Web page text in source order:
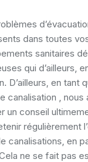
dans toutes
sanitaires
qui d’ailleurs,
D’ailleurs, en tant
canalisation , nous
un conseil
régulièrement
canalisations, en
ne se fait pas